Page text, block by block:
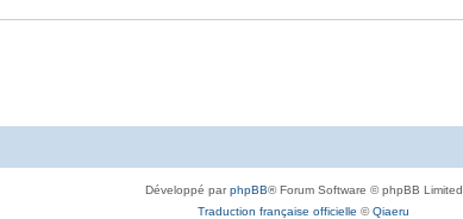
Développé parphpBB® Forum Software © phpBB Limited
Traduction française officielle ©Qiaeru